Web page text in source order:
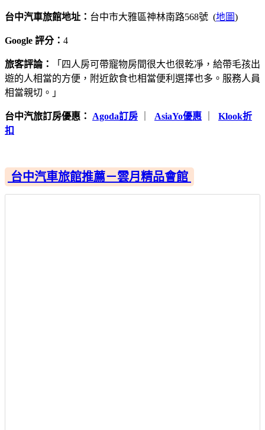
台中汽車旅館地址： 台中市大雅區神林南路568號 (地圖)
Google 評分： 4
旅客評論：
「四人房可帶寵物房間很大也很乾凈，給帶毛孩出
遊的人相當的方便，附近飲食也相當便利選擇也多。服務人員
相當親切。」
台中汽旅訂房優惠： Agoda訂房 AsiaYo優惠
Klook折
扣
台中汽車旅館推薦－雲月精品會館